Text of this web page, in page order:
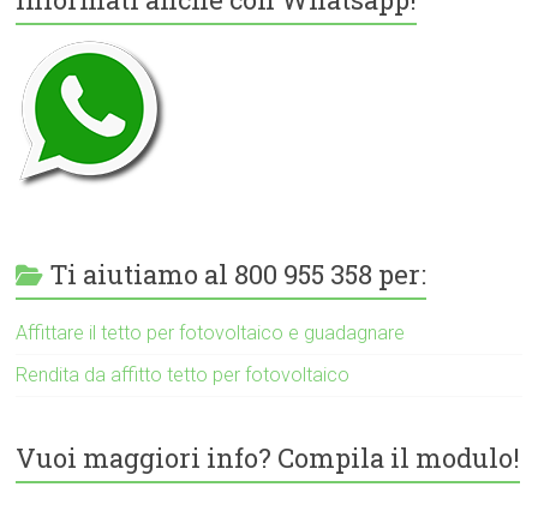
Ti aiutiamo al 800 955 358 per:
Affittare il tetto per fotovoltaico e guadagnare
Rendita da affitto tetto per fotovoltaico
Vuoi maggiori info? Compila il modulo!